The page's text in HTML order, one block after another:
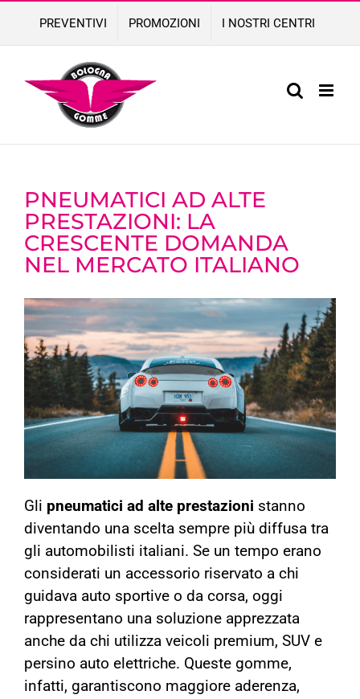
content
PREVENTIVI PROMOZIONI I NOSTRI CENTRI
PNEUMATICI AD ALTE
PRESTAZIONI: LA
CRESCENTE DOMANDA
NEL MERCATO ITALIANO
Gli pneumatici ad alte prestazioni stanno
diventando una scelta sempre più diffusa tra
gli automobilisti italiani. Se un tempo erano
considerati un accessorio riservato a chi
guidava auto sportive o da corsa, oggi
rappresentano una soluzione apprezzata
anche da chi utilizza veicoli premium, SUV e
persino auto elettriche. Queste gomme,
infatti, garantiscono maggiore aderenza,